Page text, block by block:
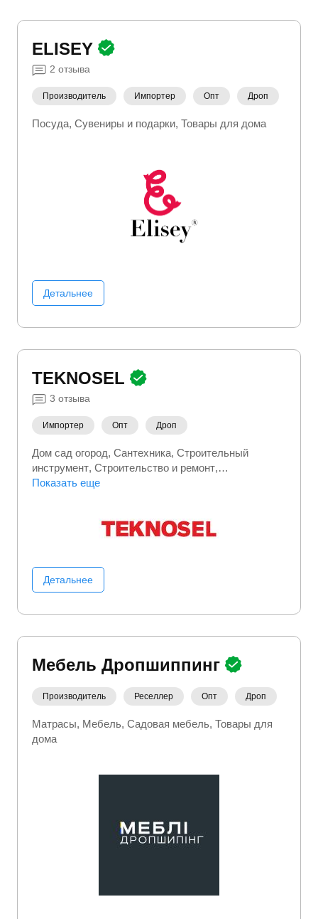
ELISEY
2 отзыва
Производитель Импортер Опт Дроп
Посуда Сувениры и подарки Товары для дома
Детальнее
TEKNOSEL
3 отзыва
Импортер Опт Дроп
Дом сад огород Сантехника Строительный
инструмент Строительство и ремонт
Стройматериалы
Показать еще
Детальнее
Мебель Дропшиппинг
Производитель Реселлер Опт Дроп
Матрасы Мебель Садовая мебель Товары для
дома